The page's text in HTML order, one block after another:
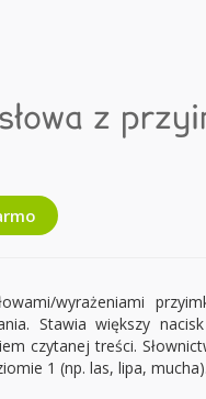
z
wyrażeniami
Stawia większy
czytanej treści.
1 (np. las, lipa, mucha).